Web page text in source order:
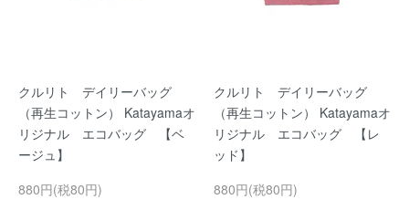
クルリト デイリーバッグ
（再生コットン） Katayamaオ
リジナル エコバッグ 【ベ
ージュ】
880円(税80円)
クルリト デイリーバッグ
（再生コットン） Katayamaオ
リジナル エコバッグ 【レ
ッド】
880円(税80円)